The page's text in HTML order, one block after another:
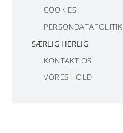
COOKIES
PERSONDATAPOLITIK
SÆRLIG HERLIG
KONTAKT OS
VORES HOLD